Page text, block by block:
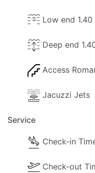
Low end 1.40
Deep end
Access
Jacuzzi Jets
Service
Check-in
Check-out